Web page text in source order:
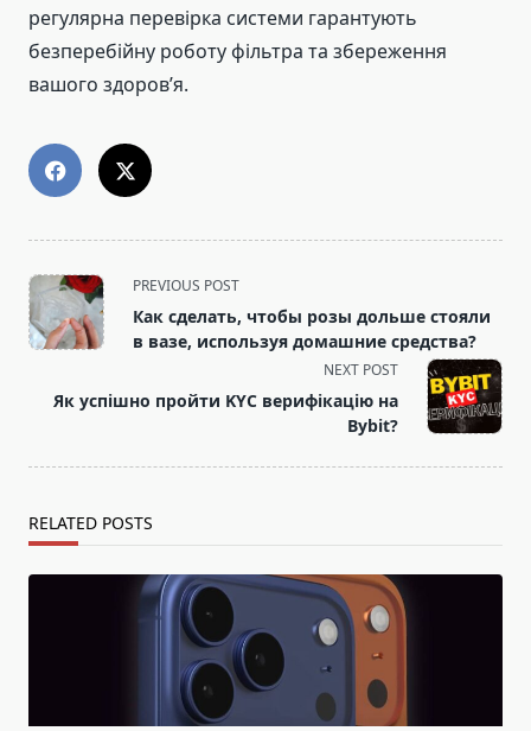
регулярна перевірка системи гарантують
безперебійну роботу фільтра та збереження
вашого здоров’я.
<span
class="nav-
subtitle
reader-
PREVIOUS POST
Как сделать, чтобы розы дольше стояли
в вазе, используя домашние средства?
NEXT POST
Як успішно пройти KYC верифікацію на
Bybit?
RELATED POSTS